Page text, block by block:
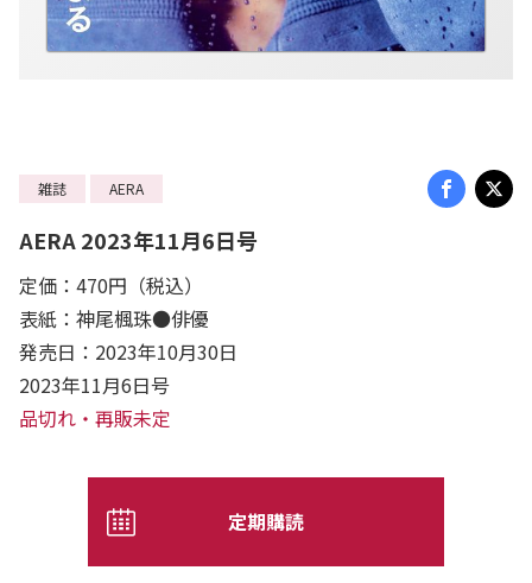
雑誌 AERA
AERA 2023年11月6日号
定価：470円（税込）
表紙：神尾楓珠●俳優
発売日：2023年10月30日
2023年11月6日号
品切れ・再販未定
定期購読